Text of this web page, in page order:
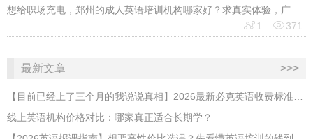
想给职场充电，郑州的成人英语培训机构哪家好？求真实体验，广告勿扰，感谢！
1 371
最新文章 >>>
【目前已经上了三个月的我说说真相】2026最新必克英语收费标准多少？靠谱吗？有坑吗？
线上英语机构价格对比：哪家真正适合长期学？